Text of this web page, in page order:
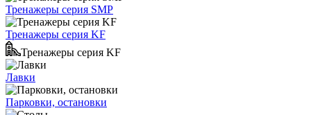
Тренажеры серия SMP
Тренажеры серия KF
Тренажеры серия KF
Лавки
Парковки, остановки